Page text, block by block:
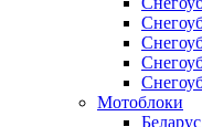
Мотоблоки
Беларус